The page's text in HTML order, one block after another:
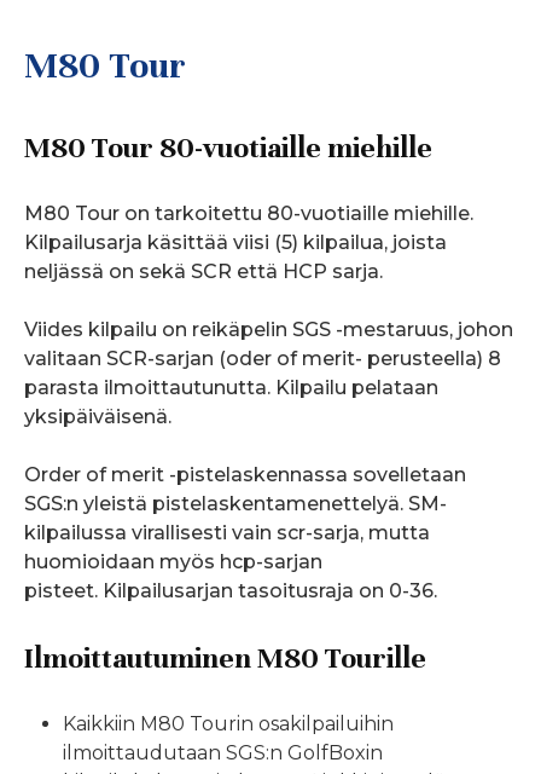
M80 Tour
M80 Tour 80-vuotiaille miehille
M80 Tour on tarkoitettu 80-vuotiaille miehille.
Kilpailusarja käsittää viisi (5) kilpailua, joista
neljässä on sekä SCR että HCP sarja.
Viides kilpailu on reikäpelin SGS -mestaruus, johon
valitaan SCR-sarjan (oder of merit- perusteella) 8
parasta ilmoittautunutta. Kilpailu pelataan
yksipäiväisenä.
Order of merit -pistelaskennassa sovelletaan
SGS:n yleistä pistelaskentamenettelyä. SM-
kilpailussa virallisesti vain scr-sarja, mutta
huomioidaan myös hcp-sarjan
pisteet. Kilpailusarjan tasoitusraja on 0-36.
Ilmoittautuminen M80 Tourille
Kaikkiin M80 Tourin osakilpailuihin
ilmoittaudutaan SGS:n GolfBoxin